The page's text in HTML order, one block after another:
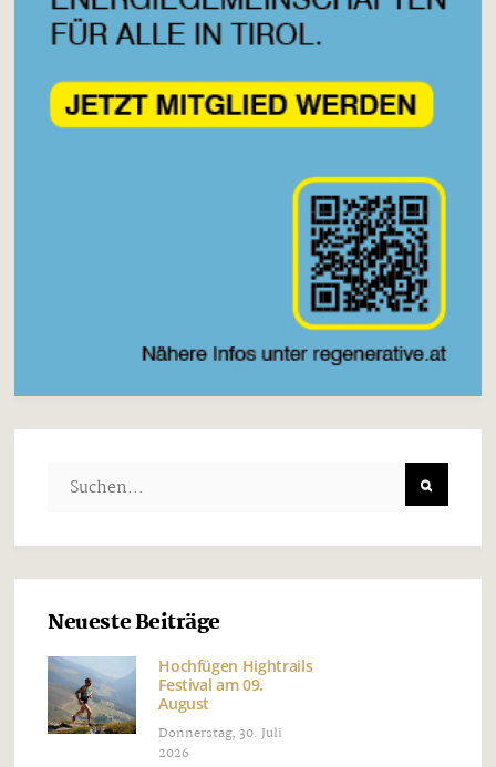
Neueste Beiträge
Hochfügen Hightrails
Festival am 09.
August
Donnerstag, 30. Juli
2026